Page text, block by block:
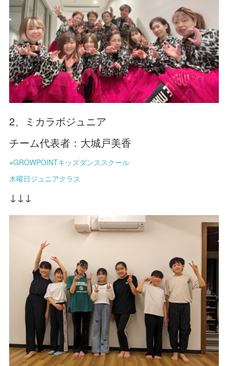
2、ミカラボジュニア
チーム代表者：大城戸美香
※GROWPOINTキッズダンススクール
木曜日ジュニアクラス
↓↓↓